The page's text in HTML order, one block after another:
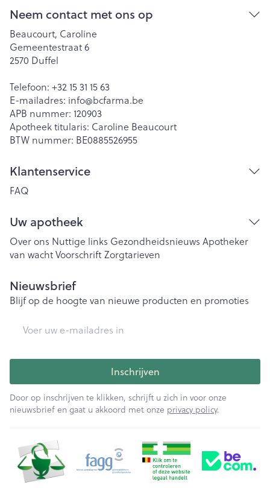
Neem contact met ons op
Beaucourt, Caroline
Gemeentestraat 6
2570 Duffel
Telefoon: +32 15 31 15 63
E-mailadres: info@bcfarma.be
APB nummer: 120903
Apotheek titularis: Caroline Beaucourt
BTW nummer: BE0885526955
Klantenservice
FAQ
Uw apotheek
Over ons Nuttige links Gezondheidsnieuws Apotheker
van wachtVoorschriftZorgtarieven
Nieuwsbrief
Blijf op de hoogte van nieuwe producten en promoties
Inschrijven
Door op inschrijven te klikken, schrijft u zich in voor onze
nieuwsbrief en gaat u akkoord met onze privacy policy.